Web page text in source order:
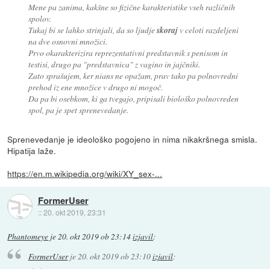
Mene pa zanima, kakšne so fizične karakteristike vseh različnih
spolov.
Tukaj bi se lahko strinjali, da so ljudjeskorajv celoti razdeljeni
na dve osnovni množici.
Prvo okarakterizira reprezentativni predstavnik s penisom in
testisi, drugo pa "predstavnica" z vagino in jajčniki.
Zato sprašujem, ker nians ne opažam, prav tako pa polnovredni
prehod iz ene množice v drugo ni mogoč.
Da pa bi osebkom, ki ga tvegajo, pripisali biološko polnovreden
spol, pa je spet sprenevedanje.
Sprenevedanje je ideološko pogojeno in nima nikakršnega smisla.
Hipatija laže.
https://en.m.wikipedia.org/wiki/XY_sex-...
FormerUser
::20. okt 2019, 23:31
Phantomeye je20. okt 2019 ob 23:14izjavil:
FormerUserje20. okt 2019 ob 23:10izjavil: